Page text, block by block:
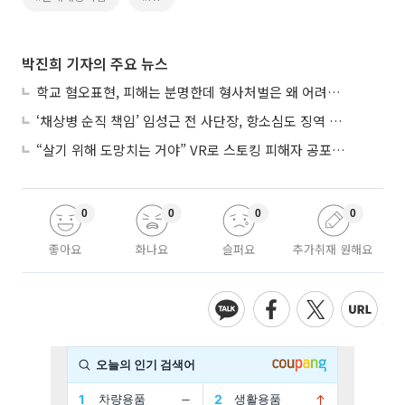
박진희 기자의 주요 뉴스
학교 혐오표현, 피해는 분명한데 형사처벌은 왜 어려울까?
‘채상병 순직 책임’ 임성근 전 사단장, 항소심도 징역 3년
“살기 위해 도망치는 거야” VR로 스토킹 피해자 공포 마주한 수형자들
좋아요
0
화나요
0
슬퍼요
0
추가취재 원해요
0